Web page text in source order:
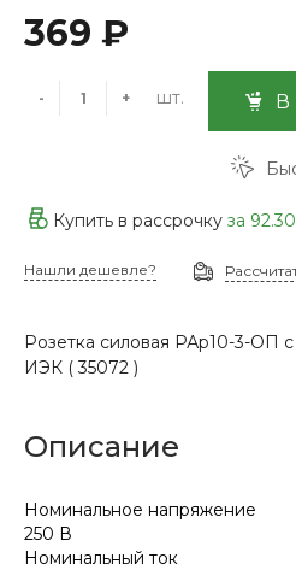
369 ₽
- + шт. В
Купить в рассрочку за
Нашли дешевле?
Розетка силовая РАр10-3-ОП
ИЭК ( 35072 )
Описание
Номинальное напряжение
250 В
Номинальный ток